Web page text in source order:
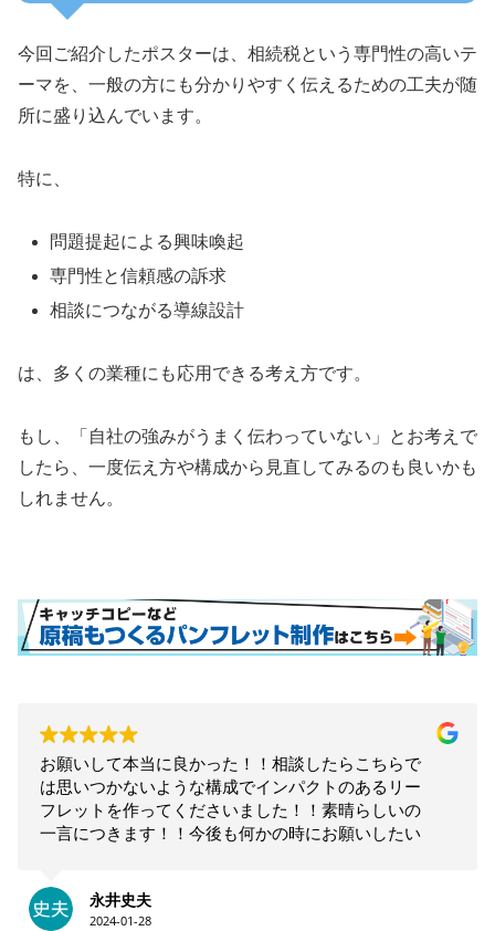
今回ご紹介したポスターは、相続税という専門性の高いテ
ーマを、一般の方にも分かりやすく伝えるための工夫が随
所に盛り込んでいます。
特に、
問題提起による興味喚起
専門性と信頼感の訴求
相談につながる導線設計
は、多くの業種にも応用できる考え方です。
もし、「自社の強みがうまく伝わっていない」とお考えで
したら、一度伝え方や構成から見直してみるのも良いかも
しれません。
お願いして本当に良かった！！相談したらこちらで
は思いつかないような構成でインパクトのあるリー
フレットを作ってくださいました！！素晴らしいの
一言につきます！！今後も何かの時にお願いしたい
永井史夫
2024-01-28